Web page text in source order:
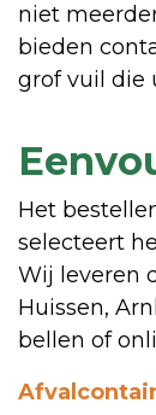
niet
bieden
grof vuil die
Het
selecteert
Wij leveren
Huissen,
bellen of